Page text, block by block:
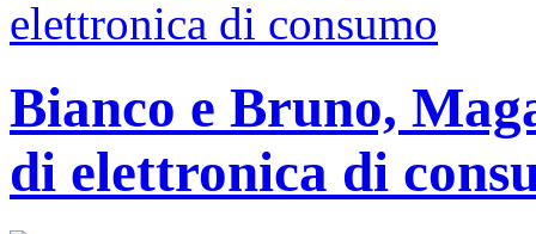
Bianco e Bruno,
di elettronica di